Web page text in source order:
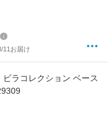
11お届け
ラコレクション ベース